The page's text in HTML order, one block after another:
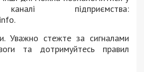
підприємства:
Уважно стежте за сигналами
та дотримуйтесь правил